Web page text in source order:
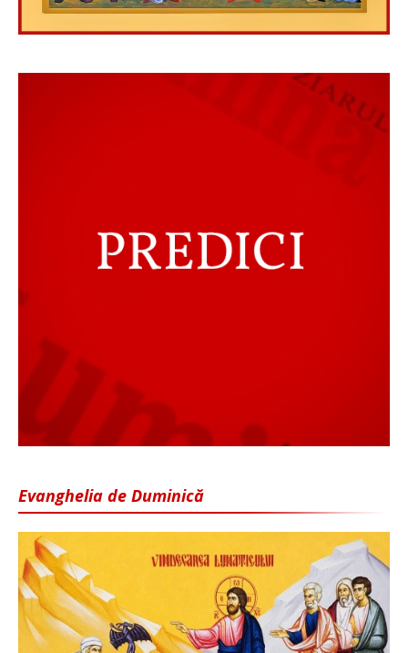
Evanghelia de Duminică